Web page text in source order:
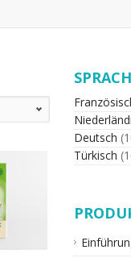
Deutsch
Türkisch